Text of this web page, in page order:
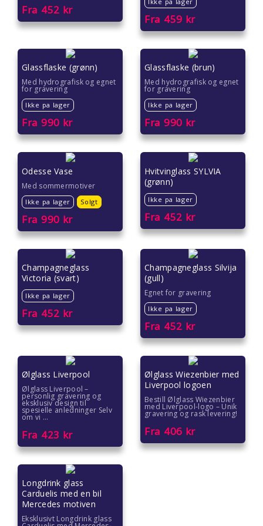
Gaver til ektefelle
Gaver til gutter
Gaver til henne
Gaver til jenter
Gaver til jubileet
Gaver til kjære
Gaver til kolleger
Gaver til kona
Gaver til kundene
Gaver til kvinner
Gaver til lærere
Gaver til mamma
Gaver til menn
Gaver til pappa
Gaver til pedagoger
Gaver til samarbeidspartnere
Gaver til søstre
Gaver til tanter
Fra 452 kr
Fra 459 kr
Glassflaske (grønn)
Med hydrografisk og egnet
for gravering
Ikke pa lager
Fra 990 kr
Glassflaske (brun)
Med hydrografisk og egnet
for gravering
Ikke pa lager
Fra 990 kr
Odesse Vase
Med sommermotiver
Ikke pa lager Solgt
Fra 990 kr
Hvitvinglass SYLVIA
(grønn)
Ikke pa lager
Fra 452 kr
Champagneglass
Victoria (svart)
Ikke pa lager
Fra 452 kr
Champagneglass Silvija
(gull)
Egnet for gravering
Ikke pa lager
Fra 452 kr
Ølglass Liverpool
Ølglass Liverpool –
personlig gravering og
eksklusiv design til
spesielle anledninger Selv
om vi ...
Fra 423 kr
Ølglass Wiezenbier med
Liverpool logoen
Bestill Ølglass Wiezenbier
med Liverpool-logo – Unik
gravering og rask levering!
Fra 406 kr
Longdrink glass
Carduelis med en bil
Mercedes motiven
Eksklusivt Longdrink glass